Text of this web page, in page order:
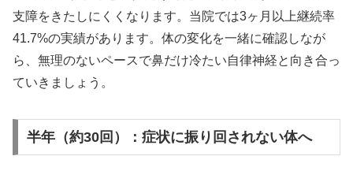
支障をきたしにくくなります。当院では3ヶ月以上継続率
41.7%の実績があります。体の変化を一緒に確認しなが
ら、無理のないペースで鼻だけ冷たい自律神経と向き合っ
ていきましょう。
半年（約30回）：症状に振り回されない体へ